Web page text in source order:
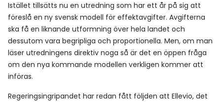
Istället tillsätts nu en utredning som har ett år på sig att
föreslå en ny svensk modell för effektavgifter. Avgifterna
ska få en liknande utformning över hela landet och
dessutom vara begripliga och proportionella. Men, om man
läser utredningens direktiv noga så är det en öppen fråga
om den nya kommande modellen verkligen kommer att
införas.
Regeringsingripandet har redan fått följden att Ellevio, det